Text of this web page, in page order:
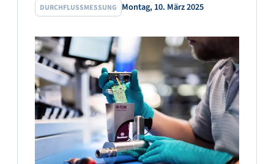
DURCHFLUSSMESSUNG Montag, 10. März 2025